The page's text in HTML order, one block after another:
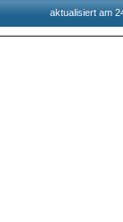
aktualisiert am